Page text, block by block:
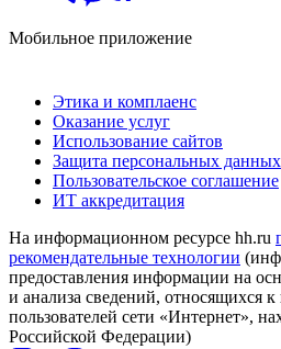
Мобильное приложение
Этика и комплаенс
Оказание услуг
Использование сайтов
Защита персональных данных
Пользовательское соглашение
ИТ аккредитация
На информационном ресурсе hh.ru
рекомендательные технологии
предоставления информации на
и анализа сведений, относящихся
пользователей сети «Интернет»,
Российской Федерации)